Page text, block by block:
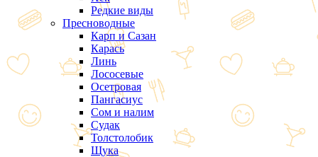
Редкие виды
Пресноводные
Карп и Сазан
Карась
Линь
Лососевые
Осетровая
Пангасиус
Сом и налим
Судак
Толстолобик
Щука